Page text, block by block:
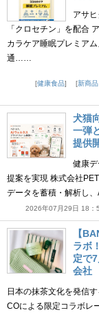
アサ
「クロセチン」を配合
カラケア睡眠プレミア
通……
健康食品
新商品
犬猫
一弾
提供
健康
提案を実現 株式会社
データを蓄積・解析し
2026年07月29日 18：
【
ラボ
定で
会社
日本の抹茶文化を発信
COによる限定コラボレ